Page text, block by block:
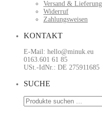
Versand & Lieferung
Widerruf
Zahlungsweisen
KONTAKT
E-Mail: hello@minuk.eu
0163.601 61 85
USt.-IdNr.: DE 275911685
SUCHE
Suchen
nach: